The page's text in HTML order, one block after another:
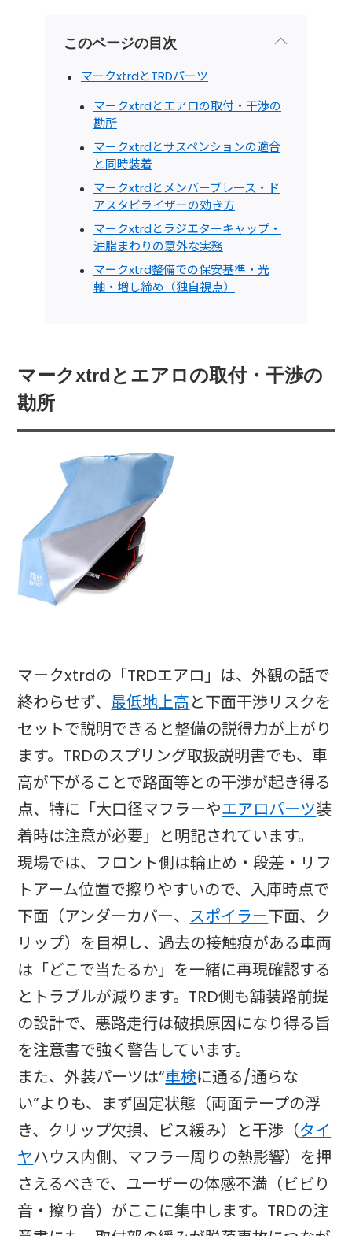
このページの目次
マークxtrdとTRDパーツ
マークxtrdとエアロの取付・干渉の
勘所
マークxtrdとサスペンションの適合
と同時装着
マークxtrdとメンバーブレース・ド
アスタビライザーの効き方
マークxtrdとラジエターキャップ・
油脂まわりの意外な実務
マークxtrd整備での保安基準・光
軸・増し締め（独自視点）
マークxtrdとエアロの取付・干渉の
勘所
マークxtrdの「TRDエアロ」は、外観の話で
終わらせず、 最低地上高と下面干渉リスクを
セットで説明できると整備の説得力が上がり
ます。TRDのスプリング取扱説明書でも、車
高が下がることで路面等との干渉が起き得る
点、特に「大口径マフラーやエアロパーツ装
着時は注意が必要」と明記されています。
現場では、フロント側は輪止め・段差・リフ
トアーム位置で擦りやすいので、入庫時点で
下面（アンダーカバー、 スポイラー下面、ク
リップ）を目視し、過去の接触痕がある車両
は「どこで当たるか」を一緒に再現確認する
とトラブルが減ります。TRD側も舗装路前提
の設計で、悪路走行は破損原因になり得る旨
を注意書で強く警告しています。
また、外装パーツは“車検に通る/通らな
い”よりも、まず固定状態（両面テープの浮
き、クリップ欠損、ビス緩み）と干渉（タイ
ヤハウス内側、マフラー周りの熱影響）を押
さえるべきで、ユーザーの体感不満（ビビり
音・擦り音）がここに集中します。TRDの注